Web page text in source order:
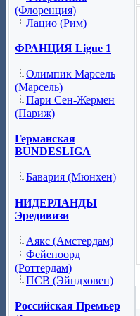
(Флоренция)
Лацио (Рим)
ФРАНЦИЯ Ligue 1
Олимпик Марсель
(Марсель)
Пари Сен-Жермен
(Париж)
Германская
BUNDESLIGA
Бавария (Мюнхен)
НИДЕРЛАНДЫ
Эредивизи
Аякс (Амстердам)
Фейеноорд
(Роттердам)
ПСВ (Эйндховен)
Российская Премьер